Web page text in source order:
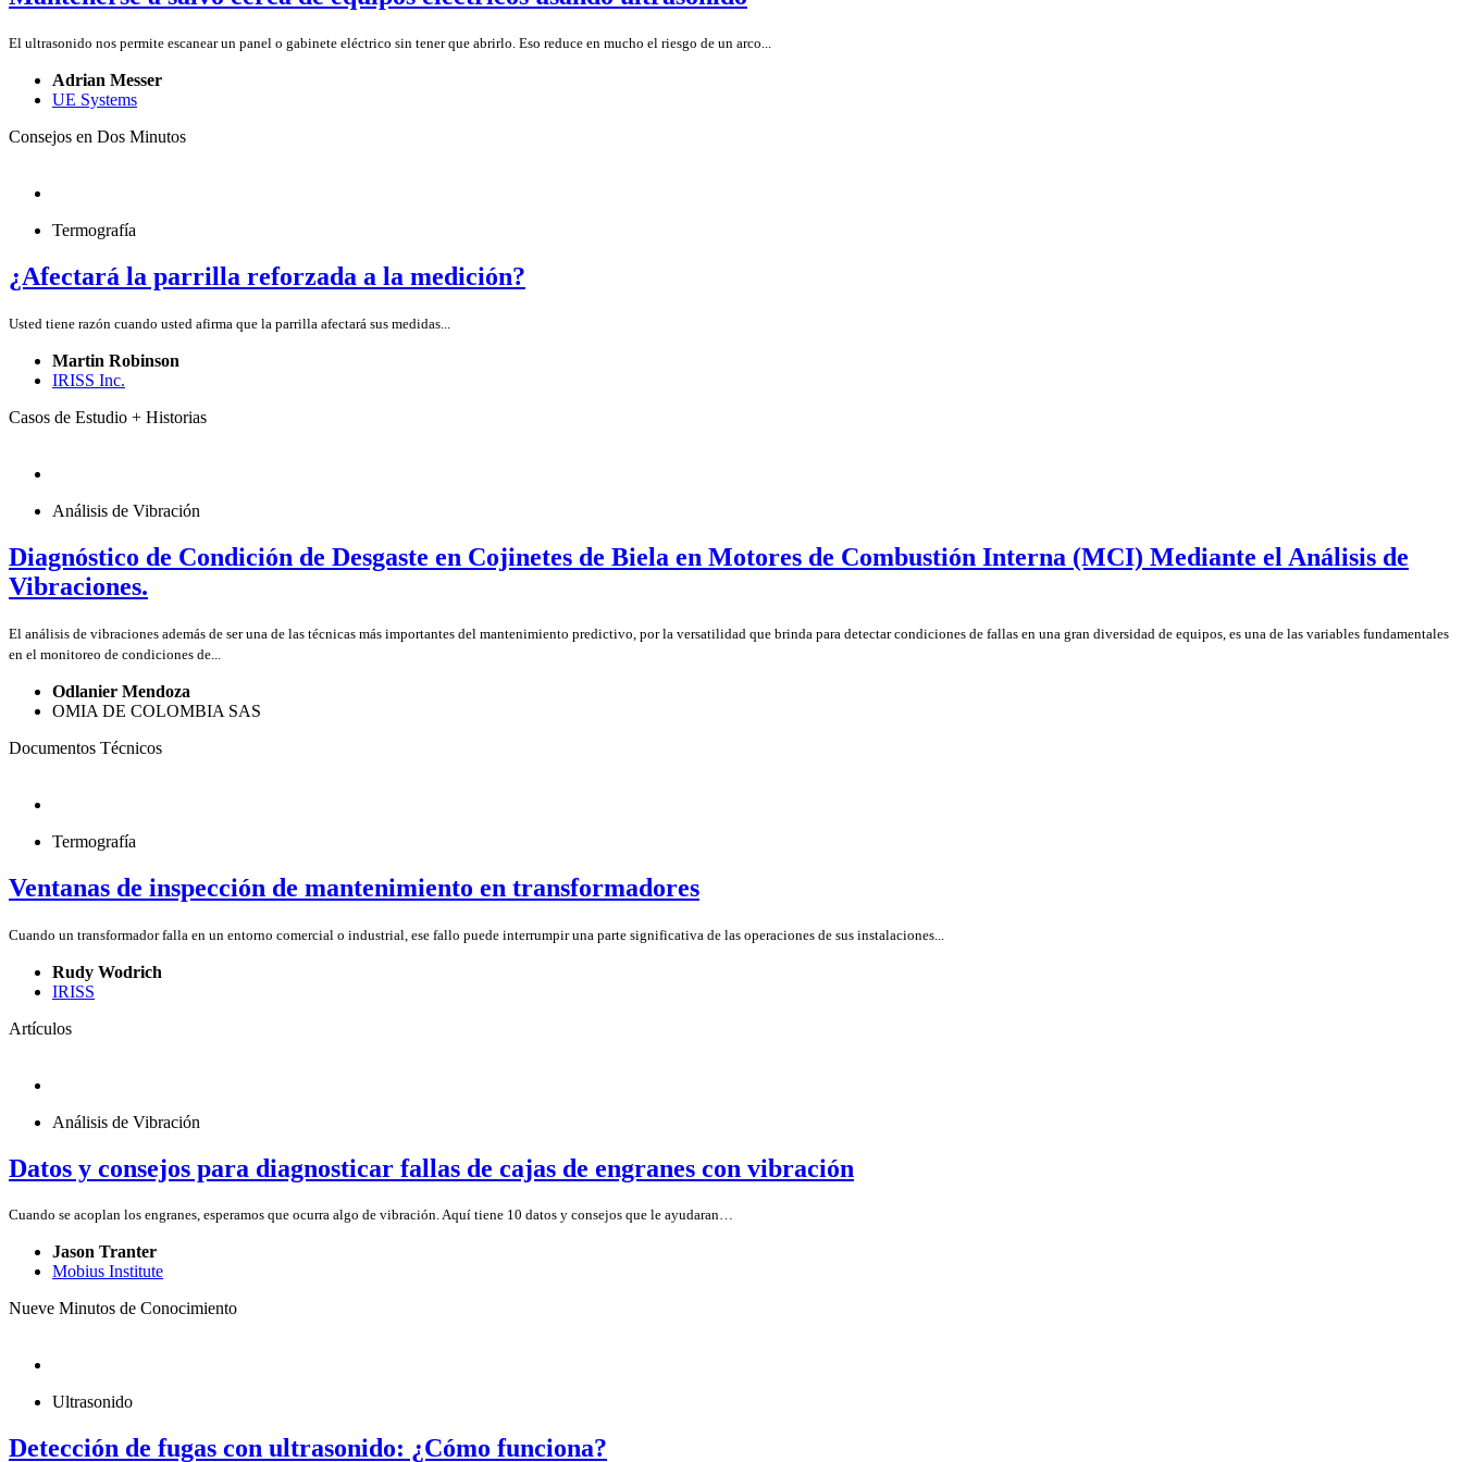
El ultrasonido nos permite escanear un panel o gabinete eléctrico sin tener que abrirlo. Eso reduce en mucho el riesgo de un arco...
Adrian Messer
UE Systems
Consejos en Dos Minutos
Termografía
¿Afectará la parrilla reforzada a la medición?
Usted tiene razón cuando usted afirma que la parrilla afectará sus medidas...
Martin Robinson
IRISS Inc.
Casos de Estudio + Historias
Análisis de Vibración
Diagnóstico de Condición de Desgaste en Cojinetes de Biela en Motores de Combustión Interna (MCI) Mediante el Análisis de
Vibraciones.
El análisis de vibraciones además de ser una de las técnicas más importantes del mantenimiento predictivo, por la versatilidad que brinda para detectar condiciones de fallas en una gran diversidad de equipos, es una de las variables fundamentales
en el monitoreo de condiciones de...
Odlanier Mendoza
OMIA DE COLOMBIA SAS
Documentos Técnicos
Termografía
Ventanas de inspección de mantenimiento en transformadores
Cuando un transformador falla en un entorno comercial o industrial, ese fallo puede interrumpir una parte significativa de las operaciones de sus instalaciones...
Rudy Wodrich
IRISS
Artículos
Análisis de Vibración
Datos y consejos para diagnosticar fallas de cajas de engranes con vibración
Cuando se acoplan los engranes, esperamos que ocurra algo de vibración. Aquí tiene 10 datos y consejos que le ayudaran…
Jason Tranter
Mobius Institute
Nueve Minutos de Conocimiento
Ultrasonido
Detección de fugas con ultrasonido: ¿Cómo funciona?